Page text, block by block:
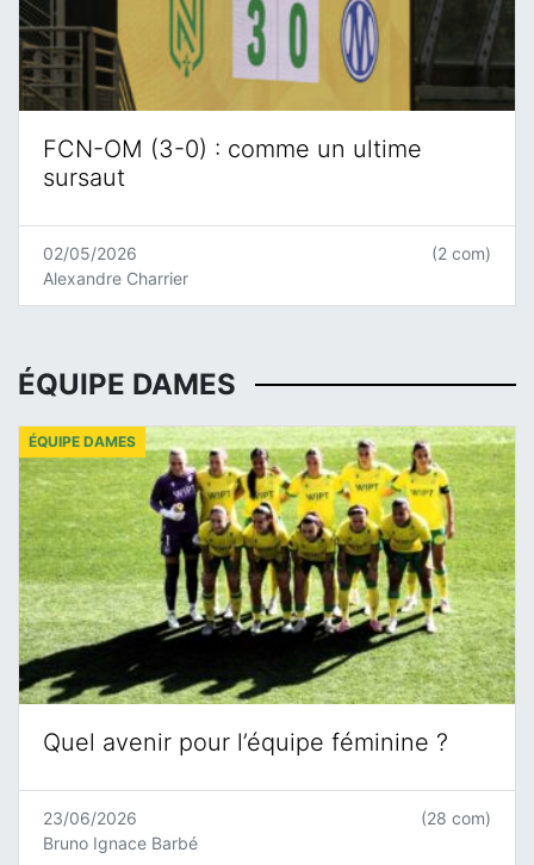
FCN-OM (3-0) : comme un ultime
sursaut
02/05/2026
Alexandre Charrier
(2 com)
ÉQUIPE DAMES
Quel avenir pour l’équipe féminine ?
ÉQUIPE DAMES
23/06/2026
Bruno Ignace Barbé
(28 com)